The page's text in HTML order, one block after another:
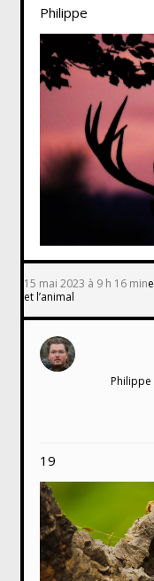
Philippe
15 mai 2023 à 9 h 16 min
et l’animal
Philippe
19